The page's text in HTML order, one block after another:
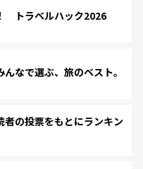
トラベルハック2026
なで選ぶ、旅のベスト。
の投票をもとにランキン